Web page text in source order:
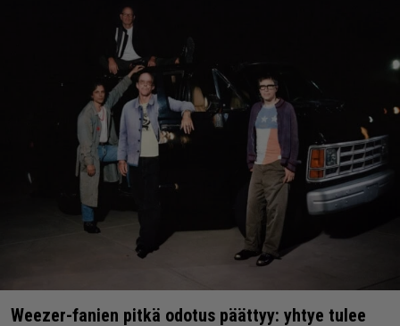
Weezer-fanien pitkä odotus päättyy: yhtye tulee